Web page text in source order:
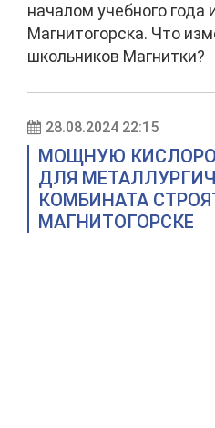
началом учебного года
Магнитогорска. Что
школьников Магнитки?
28.08.2024 22:15
МОЩНУЮ
ДЛЯ
КОМБИНАТА
МАГНИТОГОРСКЕ